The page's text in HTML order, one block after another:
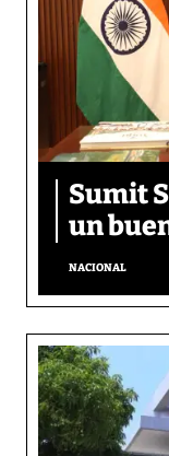
Sumit
un
NACIONAL